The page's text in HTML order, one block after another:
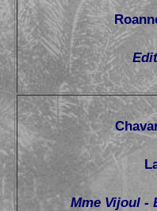
Mme Vijoul -